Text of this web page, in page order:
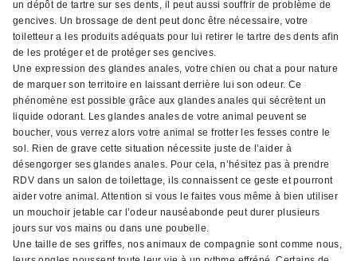
un dépôt de tartre sur ses dents, il peut aussi souffrir de problème de
gencives. Un brossage de dent peut donc être nécessaire, votre
toiletteur a les produits adéquats pour lui retirer le tartre des dents afin
de les protéger et de protéger ses gencives.
Une expression des glandes anales, votre chien ou chat a pour nature
de marquer son territoire en laissant derrière lui son odeur. Ce
phénomène est possible grâce aux glandes anales qui sécrètent un
liquide odorant. Les glandes anales de votre animal peuvent se
boucher, vous verrez alors votre animal se frotter les fesses contre le
sol. Rien de grave cette situation nécessite juste de l’aider à
désengorger ses glandes anales. Pour cela, n’hésitez pas à prendre
RDV dans un salon de toilettage, ils connaissent ce geste et pourront
aider votre animal. Attention si vous le faites vous même à bien utiliser
un mouchoir jetable car l’odeur nauséabonde peut durer plusieurs
jours sur vos mains ou dans une poubelle.
Une taille de ses griffes, nos animaux de compagnie sont comme nous,